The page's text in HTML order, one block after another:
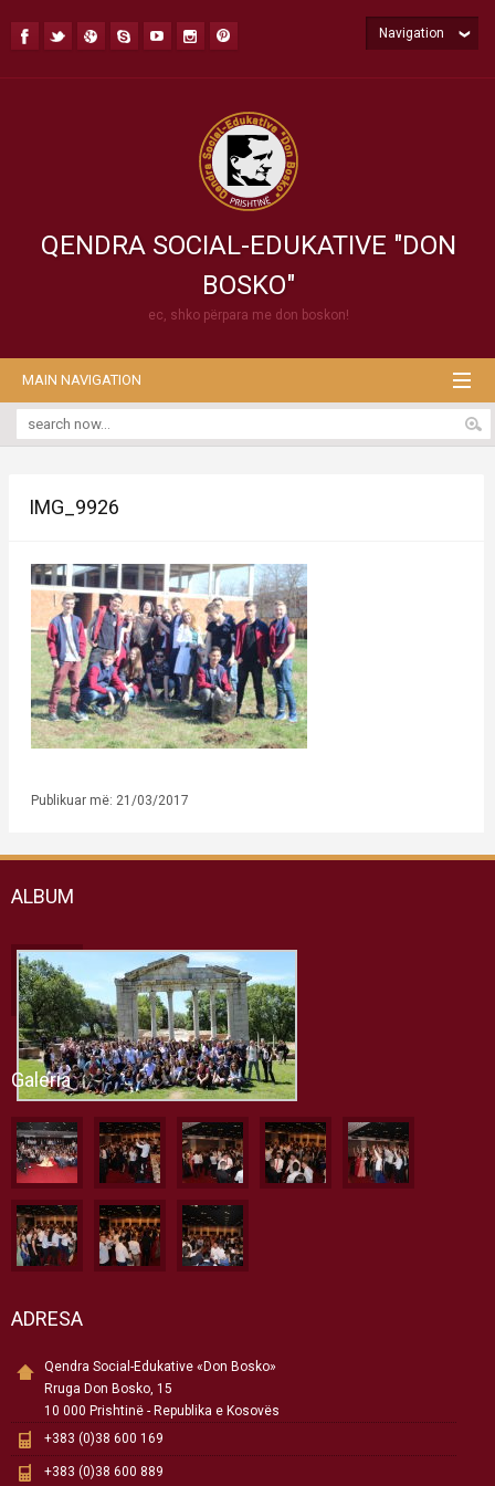
QENDRA SOCIAL-EDUKATIVE "DON
BOSKO"
ec, shko përpara me don boskon!
Navigation
MAIN NAVIGATION
IMG_9926
Publikuar më: 21/03/2017
ALBUM
Galeria
ADRESA
Qendra Social-Edukative «Don Bosko»
Rruga Don Bosko, 15
10 000 Prishtinë - Republika e Kosovës
+383 (0)38 600 169
+383 (0)38 600 889